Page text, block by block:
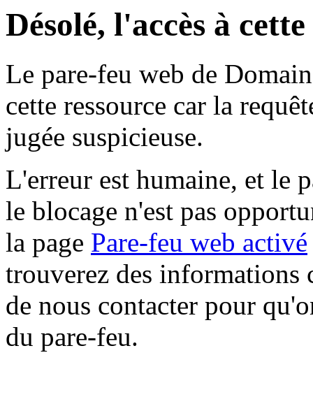
Désolé, l'accès à
Le pare-feu web de
cette ressource car la
jugée suspicieuse.
L'erreur est humaine, et le
le blocage n'est pas
la page Pare-feu web activé
trouverez des informations
de nous contacter pour
du pare-feu.